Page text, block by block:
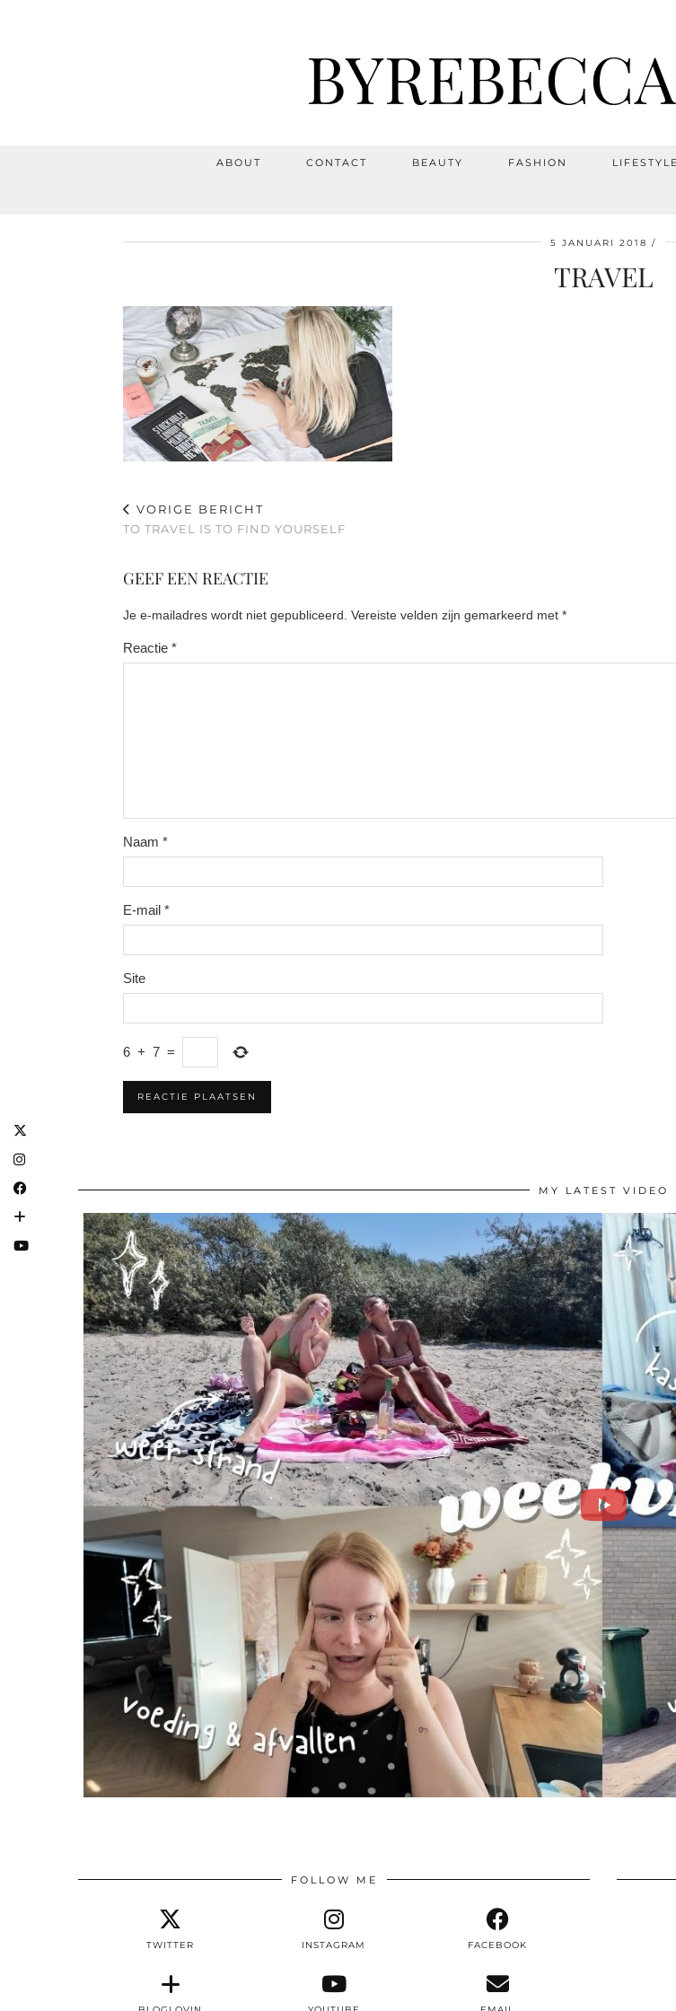
ABOUT CONTACT BEAUTY FASHION LIFESTYLE
5 JANUARI 2018
TRAVEL
VORIGE BERICHT
TO TRAVEL IS TO FIND YOURSELF
GEEF EEN REACTIE
Je e-mailadres wordt niet gepubliceerd. Vereiste velden zijn gemarkeerd met *
Reactie *
Naam *
E-mail *
Site
6 + 7 =
MY LATEST VIDEO
FOLLOW ME
TWITTER INSTAGRAM FACEBOOK